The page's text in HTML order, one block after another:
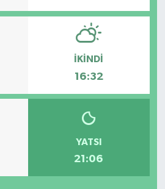
İKINDI
16:32
YATSI
21:06